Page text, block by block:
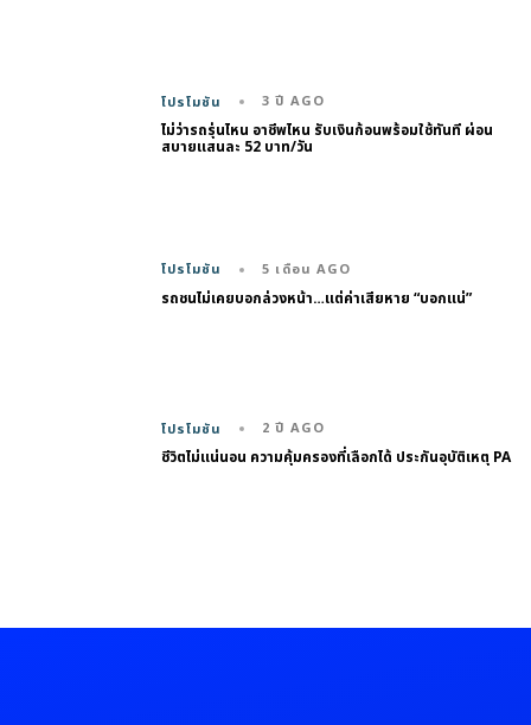
โปรโมชัน 3 ปี AGO
ไม่ว่ารถรุ่นไหน อาชีพไหน รับเงินก้อนพร้อมใช้ทันที ผ่อน
สบายแสนละ 52 บาท/วัน
โปรโมชัน 5 เดือน AGO
รถชนไม่เคยบอกล่วงหน้า…แต่ค่าเสียหาย “บอกแน่”
โปรโมชัน 2 ปี AGO
ชีวิตไม่แน่นอน ความคุ้มครองที่เลือกได้ ประกันอุบัติเหตุ PA